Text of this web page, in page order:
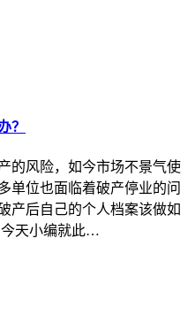
？
的风险，如今市场不景气使
单位也面临着破产停业的问
产后自己的个人档案该做如
天小编就此…